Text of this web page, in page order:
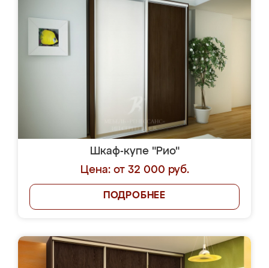
Шкаф-купе "Рио"
Цена: от 32 000 руб.
ПОДРОБНЕЕ